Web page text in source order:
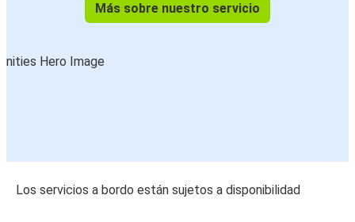
Más sobre nuestro servicio
Los servicios a bordo están sujetos a disponibilidad